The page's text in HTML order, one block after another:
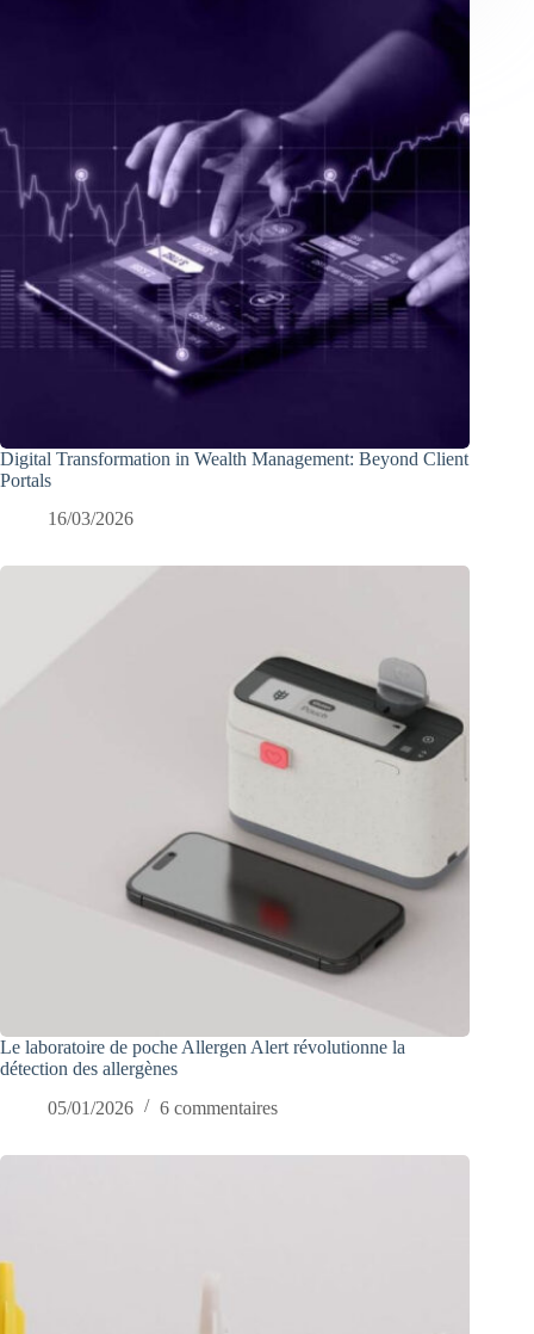
Digital Transformation in Wealth Management: Beyond Client
Portals
16/03/2026
Le laboratoire de poche Allergen Alert révolutionne la
détection des allergènes
05/01/2026
6 commentaires